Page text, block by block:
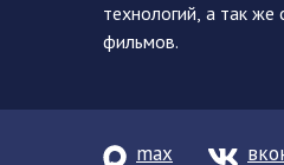
технологий, а так
фильмов.
max